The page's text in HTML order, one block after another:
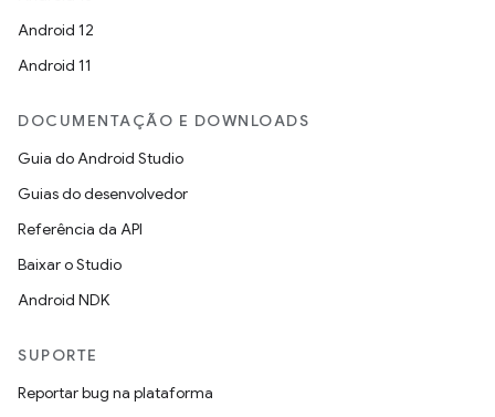
Android 12
Android 11
DOCUMENTAÇÃO E DOWNLOADS
Guia do Android Studio
Guias do desenvolvedor
Referência da API
Baixar o Studio
Android NDK
SUPORTE
Reportar bug na plataforma